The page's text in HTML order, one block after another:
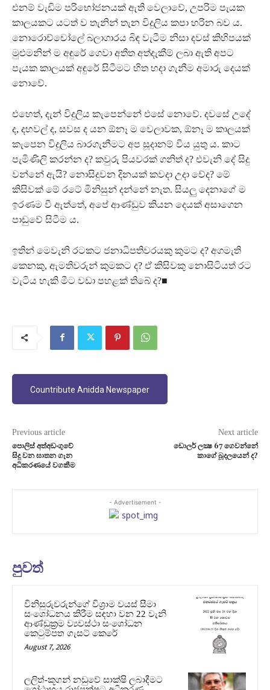
එනම් වැඩිම පරිභෝජනයක් ඇති වෙලාවේ, උපරිම පැයක
කාලයකට යටත් ව තැනින් තැන විදුලිය කපා හරින බව ය.
නොරොච්චෝලේ බලාගාරය බිඳ වැටීම නිසා දවස් කිහිපයක්
මුළුමනින් ම අඳුරේ ගෙවා අතීත අත්දැකීම් ලබා ඇති අපට
පැයක කාලයක් අඳුරේ සිටීමට හිත හදා ගැනීම අමාරු දෙයක්
නොවේ.
එහෙත්, දැන් විදුලිය කැපෙන්නේ එසේ නොවේ. දවසේ උදේ
ද, දහවල් ද, සවස ද යන ඕනෑ ම වෙලාවක, ඕනෑ ම කාලයක්
කැපෙන විදුලිය බාරගැනීමට අප සූදානම් විය යුතු ය. කාට
පැමිණිලි කරන්න ද? කවුරු පියවරක් ගනිත් ද? එවැනි දේ සිදු
වන්නේ ඇයි? නොසිදුවන දිනයක් කවදා උදා වේද? මේ
කිසිවක් මේ රටේ මිනිසුන් දන්නේ නැත. සියලු දෙනාගේ ම
ඉරණම වී ඇත්තේ, අපේ ආණ්ඩුව කියන දෙයක් අසාගෙන
පාඩුවේ සිටීම ය.
ඉතින් මෙවැනි රටකට ජනාධිපතිවරයකු කුමට ද? අගමැති
කෙනකු, ඇමතිවරුන් කුමකට ද? ඒ කිසිවකු නොසිටියත් රට
වැටිය හැකි මීට වඩා පහළක් තිබේ ද?■
Countribute Anidda Newspaper
Previous article
පොලිස් අත්අඩංගුවේ
සිදු වන ඝාතන ගැන
අධිකරණයේ වගකීම
Next article
ඩොලර් ලක්‍ෂ 67 ගෙවන්නේ
කාගේ බූදලයෙන් ද?
- Advertisement -
පුවත්
විනිසුරුවරුන්ගේ විශ්‍රාම වයස් සීමා
සංශෝධනය කිරීම සඳහා වන 22 වැනි
ආණ්ඩුක්‍රම ව්‍යවස්ථා සංශෝධන
කෙටුම්පත ගැසට් කෙරේ
August 7, 2026
ලලිත්-කූගන් නඩුවේ සාක්ෂි ලබාදීමට